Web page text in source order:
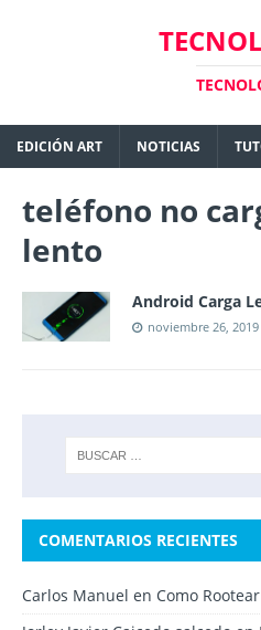
EDICIÓN ART NOTICIAS
teléfono no
lento
Android Carga
noviembre 26, 2019
COMENTARIOS RECIENTES
Carlos Manuel en Como